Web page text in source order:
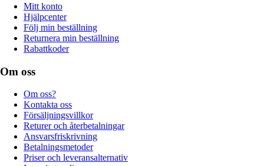
Mitt konto
Hjälpcenter
Följ min beställning
Returnera min beställning
Rabattkoder
Om oss
Om oss?
Kontakta oss
Försäljningsvillkor
Returer och återbetalningar
Ansvarsfriskrivning
Betalningsmetoder
Priser och leveransalternativ